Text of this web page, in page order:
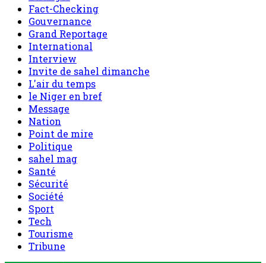
Fact-Checking
Gouvernance
Grand Reportage
International
Interview
Invite de sahel dimanche
L'air du temps
le Niger en bref
Message
Nation
Point de mire
Politique
sahel mag
Santé
Sécurité
Société
Sport
Tech
Tourisme
Tribune